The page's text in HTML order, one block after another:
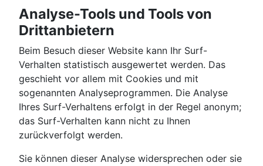
Analyse-Tools und Tools von
Drittanbietern
Beim Besuch dieser Website kann Ihr Surf-
Verhalten statistisch ausgewertet werden. Das
geschieht vor allem mit Cookies und mit
sogenannten Analyseprogrammen. Die Analyse
Ihres Surf-Verhaltens erfolgt in der Regel anonym;
das Surf-Verhalten kann nicht zu Ihnen
zurückverfolgt werden.
Sie können dieser Analyse widersprechen oder sie